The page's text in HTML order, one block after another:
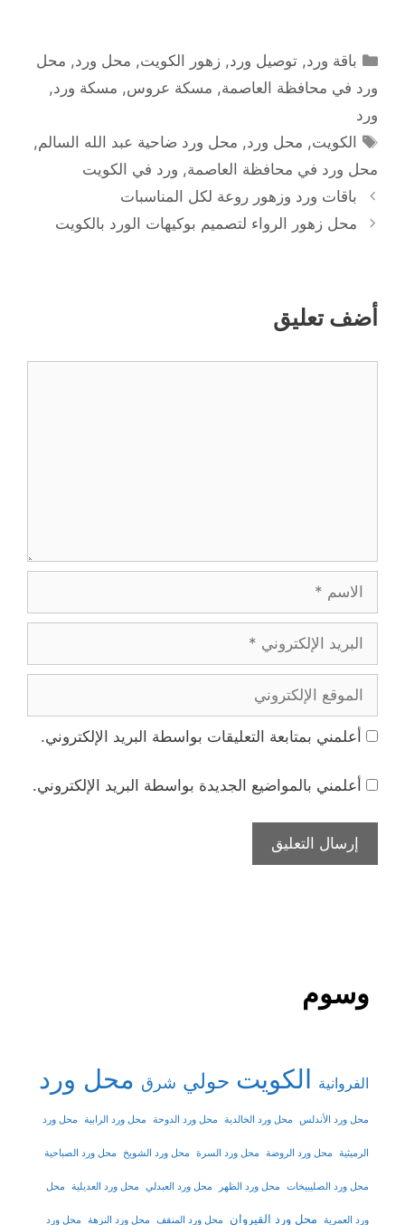
التصنيفات
باقة ورد,توصيل ورد,زهور الكويت, محل ورد, محل
ورد في محافظة العاصمة, مسكة عروس, مسكة ورد,
ورد
الوسوم
الكويت, محل ورد, محل ورد ضاحية عبد الله السالم,
محل ورد في محافظة العاصمة, ورد في الكويت
باقات ورد وزهور روعة لكل المناسبات
محل زهور الرواء لتصميم بوكيهات الورد بالكويت
أضف تعليق
الاسم
البريد
الإلكتروني
الموقع
الإلكتروني
أعلمني بمتابعة التعليقات بواسطة البريد الإلكتروني.
أعلمني بالمواضيع الجديدة بواسطة البريد الإلكتروني.
وسوم
الفروانية الكويت حولي شرق محل ورد
محل ورد الأندلس محل ورد الخالدية محل ورد الدوحة محل ورد الرابية محل ورد
الرميثية محل ورد الروضة محل ورد السرة محل ورد الشويخ محل ورد الصباحية
محل ورد الصليبيخات محل ورد الظهر محل ورد العبدلي محل ورد العديلية محل
ورد العمرية محل ورد القيروان محل ورد المنقف محل ورد النزهة محل ورد